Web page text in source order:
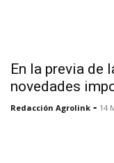
En la previa de
novedades
Redacción Agrolink - 14